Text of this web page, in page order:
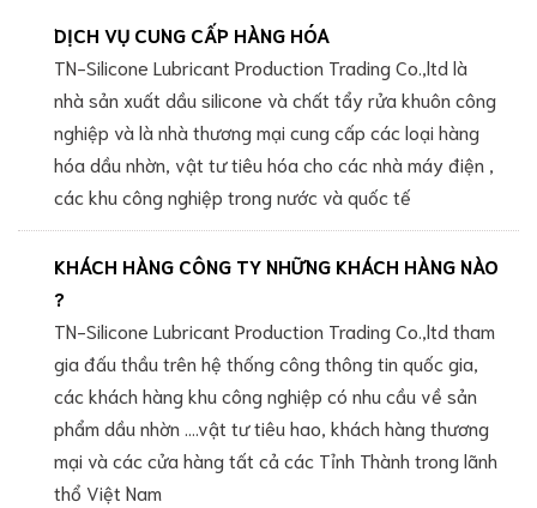
DỊCH VỤ CUNG CẤP HÀNG HÓA
TN-Silicone Lubricant Production Trading Co.,ltd là
nhà sản xuất dầu silicone và chất tẩy rửa khuôn công
nghiệp và là nhà thương mại cung cấp các loại hàng
hóa dầu nhờn, vật tư tiêu hóa cho các nhà máy điện ,
các khu công nghiệp trong nước và quốc tế
KHÁCH HÀNG CÔNG TY NHỮNG KHÁCH HÀNG NÀO
?
TN-Silicone Lubricant Production Trading Co.,ltd tham
gia đấu thầu trên hệ thống công thông tin quốc gia,
các khách hàng khu công nghiệp có nhu cầu về sản
phẩm dầu nhờn ....vật tư tiêu hao, khách hàng thương
mại và các cửa hàng tất cả các Tỉnh Thành trong lãnh
thổ Việt Nam